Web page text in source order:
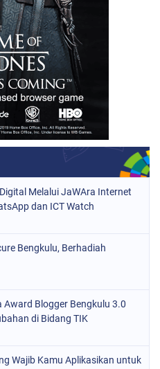
Melalui JaWAra Internet
dan ICT Watch
Bengkulu, Berhadiah
Award Blogger Bengkulu 3.0
di Bidang TIK
Wajib Kamu Aplikasikan untuk